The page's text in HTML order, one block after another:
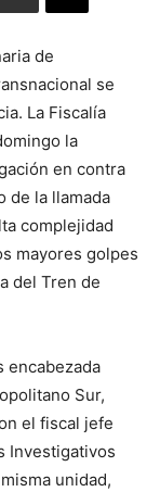
de
se
La Fiscalía
la
en contra
de la llamada
complejidad
mayores golpes
del Tren de
encabezada
Sur,
el fiscal jefe
Investigativos
unidad,